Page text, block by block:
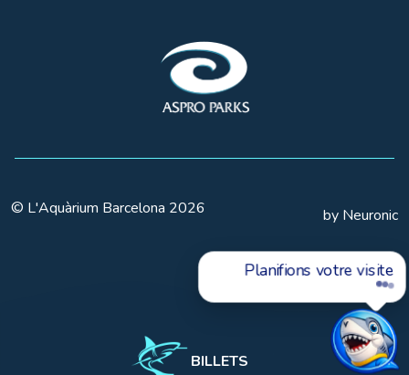
BILLETS
© L'Aquàrium Barcelona 2026 by Neuronic
Planifions votre visite ?